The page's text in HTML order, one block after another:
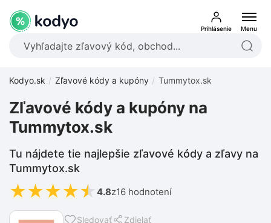
Prihlásenie Menu
Kodyo.sk Zľavové kódy a kupóny Tummytox.sk
Sledovať Zdielať
Zľavové kódy a kupóny na
Tummytox.sk
Tu nájdete tie najlepšie zľavové kódy a zľavy na
Tummytox.sk
★★★★★ 4.8z16 hodnotení